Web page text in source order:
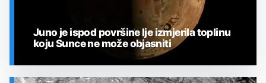
Juno je ispod površine Ije izmjerila toplinu
koju Sunce ne može objasniti